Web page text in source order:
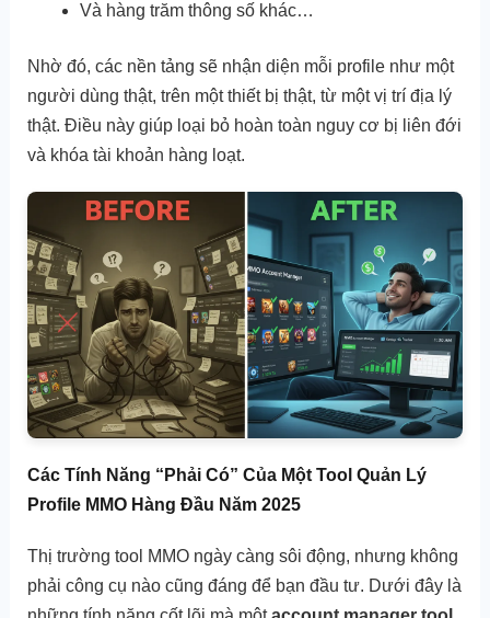
Và hàng trăm thông số khác…
Nhờ đó, các nền tảng sẽ nhận diện mỗi profile như một
người dùng thật, trên một thiết bị thật, từ một vị trí địa lý
thật. Điều này giúp loại bỏ hoàn toàn nguy cơ bị liên đới
và khóa tài khoản hàng loạt.
Các Tính Năng “Phải Có” Của Một Tool Quản Lý
Profile MMO Hàng Đầu Năm 2025
Thị trường tool MMO ngày càng sôi động, nhưng không
phải công cụ nào cũng đáng để bạn đầu tư. Dưới đây là